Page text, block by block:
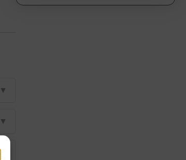
▼
▼